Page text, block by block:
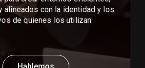
Cada proyecto corporativo es una
para crear entornos eficientes,
alineados con la identidad y los